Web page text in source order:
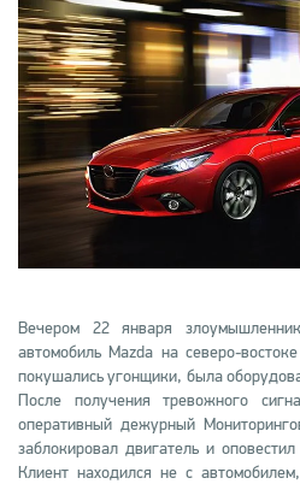
Вечером 22 января
автомобиль Mazda на северо-
покушались угонщики, была
После получения тревожного
оперативный дежурный
заблокировал двигатель и
Клиент находился не с